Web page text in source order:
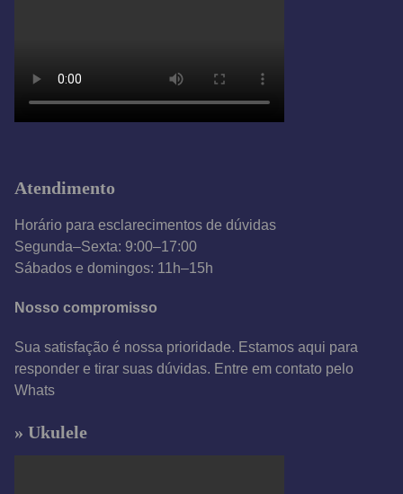
Atendimento
Horário para esclarecimentos de dúvidas
Segunda–Sexta: 9:00–17:00
Sábados e domingos: 11h–15h
Nosso compromisso
Sua satisfação é nossa prioridade. Estamos aqui para
responder e tirar suas dúvidas. Entre em contato pelo
Whats
» Ukulele